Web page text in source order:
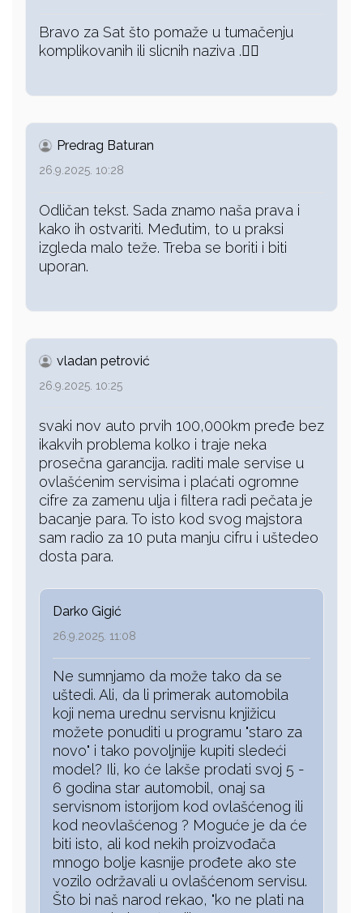
Bravo za Sat što pomaže u tumačenju
komplikovanih ili slicnih naziva .👍🏻
Predrag Baturan
26.9.2025. 10:28
Odličan tekst. Sada znamo naša prava i
kako ih ostvariti. Međutim, to u praksi
izgleda malo teže. Treba se boriti i biti
uporan.
vladan petrović
26.9.2025. 10:25
svaki nov auto prvih 100,000km pređe bez
ikakvih problema kolko i traje neka
prosečna garancija. raditi male servise u
ovlašćenim servisima i plaćati ogromne
cifre za zamenu ulja i filtera radi pečata je
bacanje para. To isto kod svog majstora
sam radio za 10 puta manju cifru i uštedeo
dosta para.
Darko Gigić
26.9.2025. 11:08
Ne sumnjamo da može tako da se
uštedi. Ali, da li primerak automobila
koji nema urednu servisnu knjižicu
možete ponuditi u programu "staro za
novo" i tako povoljnije kupiti sledeći
model? Ili, ko će lakše prodati svoj 5 -
6 godina star automobil, onaj sa
servisnom istorijom kod ovlašćenog ili
kod neovlašćenog ? Moguće je da će
biti isto, ali kod nekih proizvođača
mnogo bolje kasnije prođete ako ste
vozilo održavali u ovlašćenom servisu.
Što bi naš narod rekao, "ko ne plati na